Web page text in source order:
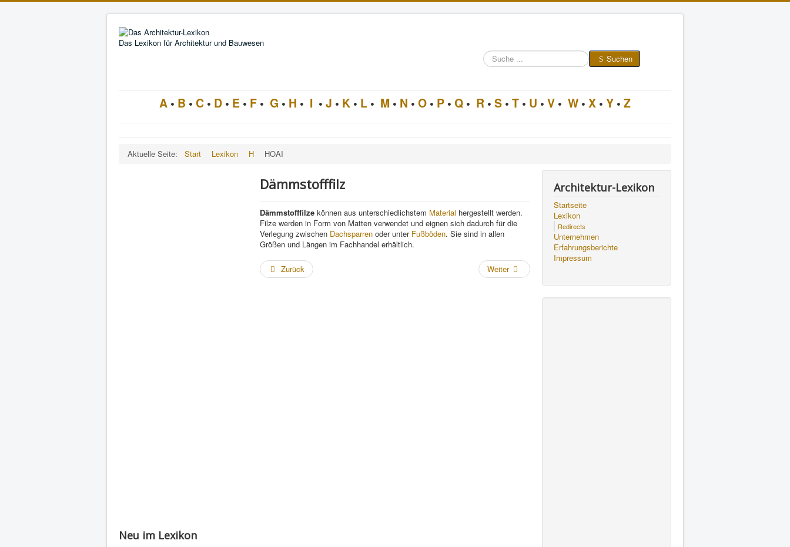
Das Lexikon für Architektur und Bauwesen
Suche
im
Suchen
A • B • C • D • E • F • G • H • I • J • K • L • M • N • O • P • Q • R • S • T • U • V • W • X • Y • Z
Aktuelle Seite: Start Lexikon H HOAI
Neu im Lexikon
Dämmstofffilz
Dämmstofffilze können aus unterschiedlichstem Material hergestellt werden.
Filze werden in Form von Matten verwendet und eignen sich dadurch für die
Verlegung zwischen Dachsparren oder unter Fußböden. Sie sind in allen
Größen und Längen im Fachhandel erhältlich.
Zurück Weiter
Architektur-Lexikon
Startseite
Lexikon
Redirects
Unternehmen
Erfahrungsberichte
Impressum